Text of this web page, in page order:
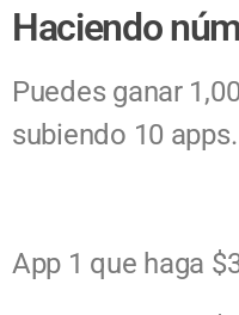
Haciendo
Puedes ganar
subiendo 10 apps.
App 1 que haga